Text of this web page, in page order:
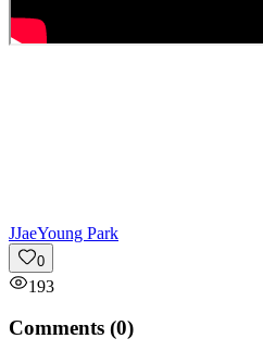
JJaeYoung Park
0
193
Comments (0)